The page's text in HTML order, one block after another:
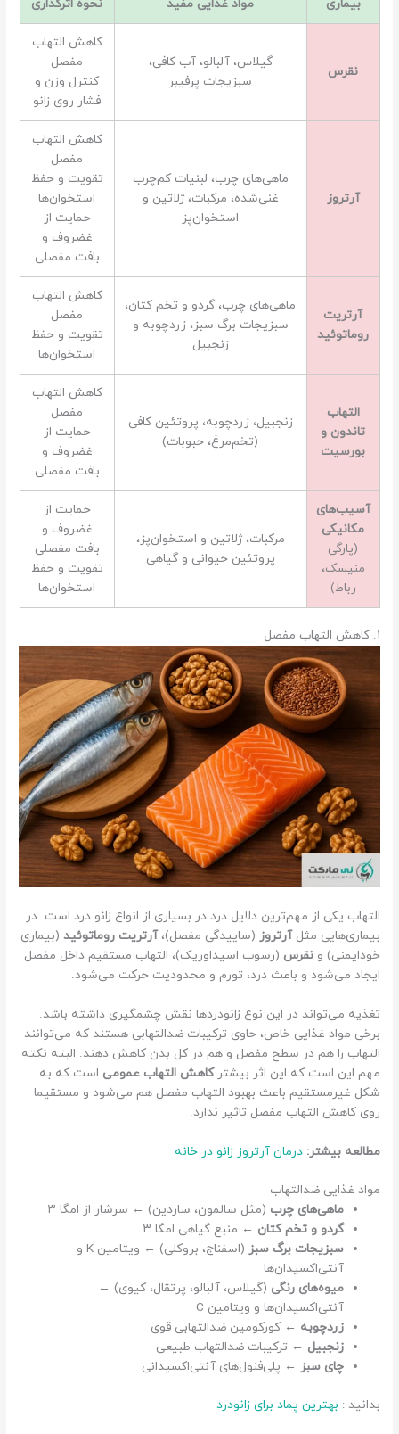
بیماری مواد غذایی مفید نحوه اثرگذاری
نقرس
گیلاس، آلبالو، آب کافی،
سبزیجات پرفیبر
کاهش التهاب
مفصل
کنترل وزن و
فشار روی زانو
آرتروز
ماهی‌های چرب، لبنیات کم‌چرب
غنی‌شده، مرکبات، ژلاتین و
استخوان‌پز
کاهش التهاب
مفصل
تقویت و حفظ
استخوان‌ها
حمایت از
غضروف و
بافت مفصلی
آرتریت
روماتوئید
ماهی‌های چرب، گردو و تخم کتان،
سبزیجات برگ سبز، زردچوبه و
زنجبیل
کاهش التهاب
مفصل
تقویت و حفظ
استخوان‌ها
التهاب
تاندون و
بورسیت
زنجبیل، زردچوبه، پروتئین کافی
(تخم‌مرغ، حبوبات)
کاهش التهاب
مفصل
حمایت از
غضروف و
بافت مفصلی
آسیب‌های
مکانیکی
(پارگی
منیسک،
رباط)
مرکبات، ژلاتین و استخوان‌پز،
پروتئین حیوانی و گیاهی
حمایت از
غضروف و
بافت مفصلی
تقویت و حفظ
استخوان‌ها
۱. کاهش التهاب مفصل
التهاب یکی از مهم‌ترین دلایل درد در بسیاری از انواع زانو درد است. در
بیماری‌هایی مثلآرتروز (ساییدگی مفصل)،آرتریت روماتوئید (بیماری
خودایمنی) ونقرس (رسوب اسیداوریک)، التهاب مستقیم داخل مفصل
ایجاد می‌شود و باعث درد، تورم و محدودیت حرکت می‌شود.
تغذیه می‌تواند در این نوع زانودردها نقش چشمگیری داشته باشد.
برخی مواد غذایی خاص، حاوی ترکیبات ضدالتهابی هستند که می‌توانند
التهاب را هم در سطح مفصل و هم در کل بدن کاهش دهند. البته نکته
مهم این است که این اثر بیشترکاهش التهاب عمومی است که به
شکل غیرمستقیم باعث بهبود التهاب مفصل هم می‌شود و مستقیما
روی کاهش التهاب مفصل تاثیر ندارد.
مطالعه بیشتر: درمان آرتروز زانو در خانه
مواد غذایی ضدالتهاب
ماهی‌های چرب (مثل سالمون، ساردین) ← سرشار از امگا ۳
گردو و تخم کتان ← منبع گیاهی امگا ۳
سبزیجات برگ سبز
(اسفناج، بروکلی) ← ویتامین K و
آنتی‌اکسیدان‌ها
میوه‌های رنگی (گیلاس، آلبالو، پرتقال، کیوی) ←
آنتی‌اکسیدان‌ها و ویتامین C
زردچوبه ← کورکومین ضدالتهابی قوی
زنجبیل ← ترکیبات ضدالتهاب طبیعی
چای سبز ← پلی‌فنول‌های آنتی‌اکسیدانی
بدانید : بهترین پماد برای زانودرد